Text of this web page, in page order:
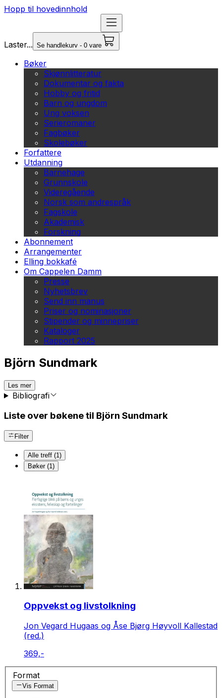
Hopp til hovedinnhold
Laster... Se handlekurv - 0 vare
Bøker
Skjønnlitteratur
Dokumentar og fakta
Hobby og fritid
Barn og ungdom
Ung voksen
Serieromaner
Fagbøker
Skolebøker
Forfattere
Utdanning
Barnehage
Grunnskole
Videregående
Norsk som andrespråk
Fagskole
Akademisk
Forskning
Abonnement
Arrangementer
Elling bokkafé
Om Cappelen Damm
Presse
Nyhetsbrev
Send inn manus
Priser og nominasjoner
Stipender og minnepriser
Kataloger
Rapport 2025
Björn Sundmark
Les mer
Bibliografi
Liste over bøkene til Björn Sundmark
Filter
Alle treff (1)
Bøker (1)
Oppvekst og livstolkning
Jon Vegard Hugaas og Åse Bjørg Høyvoll Kallestad
(red.)
369,-
Format
Vis Format